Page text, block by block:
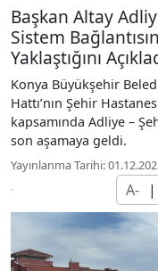
Başkan Altay
Sistem
Yaklaştığını
Konya Büyükşehir
Hattı’nın Şehir
kapsamında Adliye –
son aşamaya geldi.
Yayınlanma Tarihi:
A- |